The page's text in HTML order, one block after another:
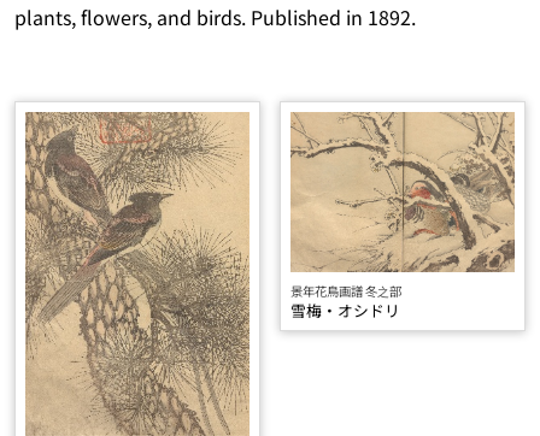
plants, flowers, and birds. Published in 1892.
景年花鳥画譜 冬之部
雪梅・オシドリ